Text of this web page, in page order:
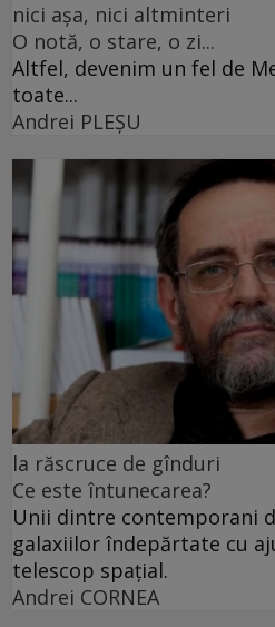
nici așa, nici altminteri
O notă, o stare, o zi...
Altfel, devenim un fel de
toate...
Andrei PLEŞU
la răscruce de gînduri
Ce este întunecarea?
Unii dintre contemporani
galaxiilor îndepărtate cu
telescop spațial.
Andrei CORNEA